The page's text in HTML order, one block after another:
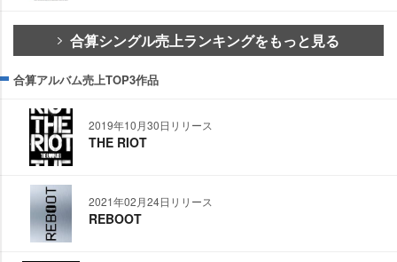
合算シングル売上ランキングをもっと見る
合算アルバム売上TOP3作品
2019年10月30日リリース
THE RIOT
2021年02月24日リリース
REBOOT